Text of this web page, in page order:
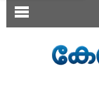
SECTIONS